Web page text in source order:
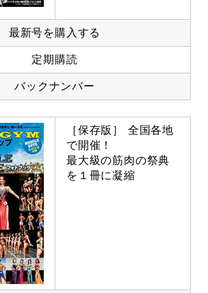
最新号を購入する
定期購読
バックナンバー
［保存版］ 全国各地
で開催！
最大級の筋肉の祭典
を１冊に凝縮